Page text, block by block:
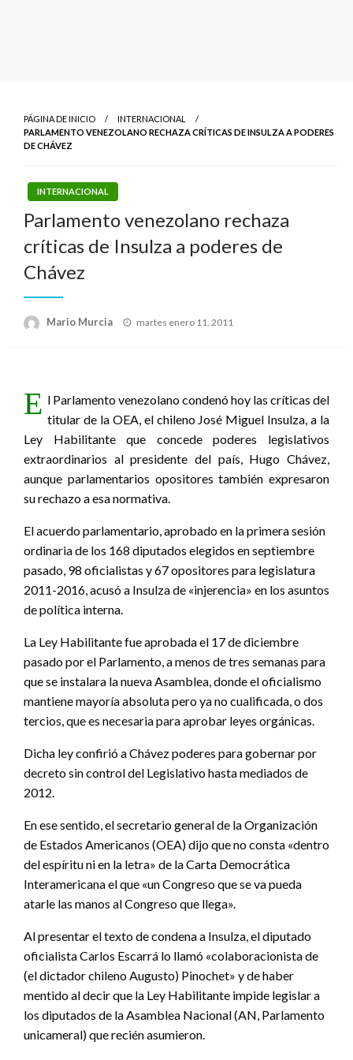
PÁGINA DE INICIO
INTERNACIONAL
PARLAMENTO VENEZOLANO RECHAZA CRÍTICAS DE INSULZA A PODERES
DE CHÁVEZ
INTERNACIONAL
Parlamento venezolano rechaza
críticas de Insulza a poderes de
Chávez
Mario Murcia
Publicado
martes enero 11, 2011
E l Parlamento venezolano condenó hoy las críticas del
titular de la OEA, el chileno José Miguel Insulza, a la
Ley Habilitante que concede poderes legislativos
extraordinarios al presidente del país, Hugo Chávez,
aunque parlamentarios opositores también expresaron
su rechazo a esa normativa.
El acuerdo parlamentario, aprobado en la primera sesión
ordinaria de los 168 diputados elegidos en septiembre
pasado, 98 oficialistas y 67 opositores para legislatura
2011-2016, acusó a Insulza de «injerencia» en los asuntos
de política interna.
La Ley Habilitante fue aprobada el 17 de diciembre
pasado por el Parlamento, a menos de tres semanas para
que se instalara la nueva Asamblea, donde el oficialismo
mantiene mayoría absoluta pero ya no cualificada, o dos
tercios, que es necesaria para aprobar leyes orgánicas.
Dicha ley confirió a Chávez poderes para gobernar por
decreto sin control del Legislativo hasta mediados de
2012.
En ese sentido, el secretario general de la Organización
de Estados Americanos (OEA) dijo que no consta «dentro
del espíritu ni en la letra» de la Carta Democrática
Interamericana el que «un Congreso que se va pueda
atarle las manos al Congreso que llega».
Al presentar el texto de condena a Insulza, el diputado
oficialista Carlos Escarrá lo llamó «colaboracionista de
(el dictador chileno Augusto) Pinochet» y de haber
mentido al decir que la Ley Habilitante impide legislar a
los diputados de la Asamblea Nacional (AN, Parlamento
unicameral) que recién asumieron.